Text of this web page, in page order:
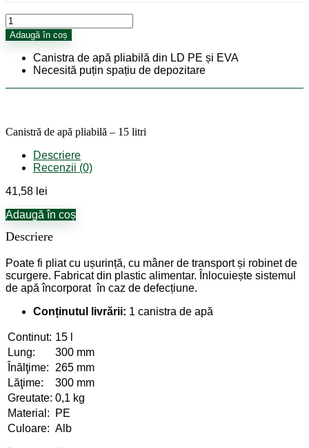
Cantitate
Canistră
de
apă
pliabilă
Adaugă în coș
Canistra de apă pliabilă din LD PE și EVA
Necesită puțin spațiu de depozitare
Canistră de apă pliabilă – 15 litri
Descriere
Recenzii (0)
41,58 lei
Adaugă în coș
Descriere
Poate fi pliat cu ușurință, cu mâner de transport și robinet de
scurgere. Fabricat din plastic alimentar. Înlocuiește sistemul
de apă încorporat în caz de defecțiune.
Conținutul livrării: 1 canistra de apă
Continut: 15 l
Lung:
300 mm
Înălţime:
265 mm
Lăţime:
300 mm
Greutate: 0,1 kg
Material:
PE
Culoare: Alb